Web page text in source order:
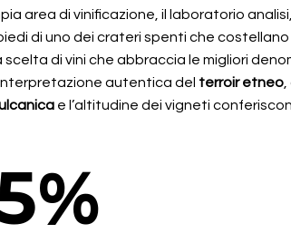
area di vinificazione, il laboratorio
di uno dei crateri spenti che costellano
scelta di vini che abbraccia le migliori
autentica del terroir etneo
e l’altitudine dei vigneti
%